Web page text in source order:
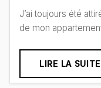
J’ai toujours été
de mon
LIRE LA